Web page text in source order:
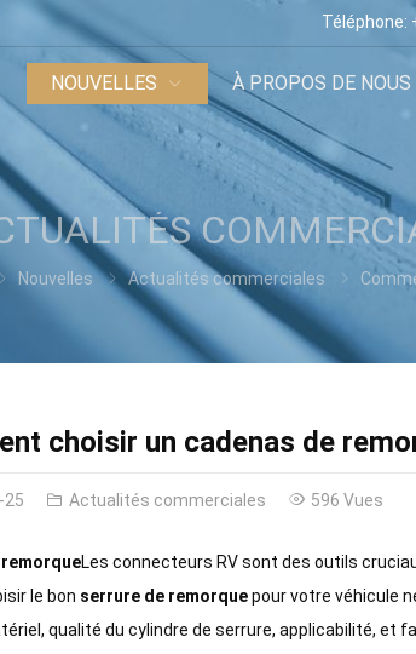
Téléphone:
NOUVELLES À PROPOS DE NOUS
Nouvelles Actualités commerciales Comment choisir un
choisir un cadenas de
25 Actualités commerciales 596 Vues
Les connecteurs RV sont des outils
le bon serrure de remorquepour votre véhicule
qualité du cylindre de serrure, applicabilité, et